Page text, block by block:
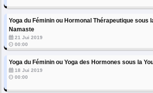
Yoga du Féminin ou Hormonal Thérapeutique sous
Namaste
21 Jui 2019
00:00
Yoga du Féminin ou Yoga des Hormones sous la
18 Jui 2019
00:00